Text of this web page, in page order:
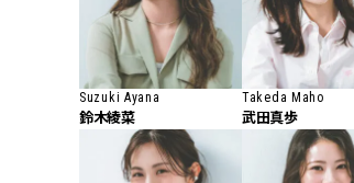
Suzuki Ayana
鈴木綾菜
Takeda Maho
武田真歩